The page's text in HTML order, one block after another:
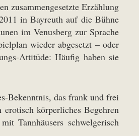
zusammengesetzte Erzählung
in Bayreuth auf die Bühne
im Venusberg zur Sprache
wieder abgesetzt – oder
Attitüde: Häufig haben sie
Bekenntnis, das frank und frei
körperliches Begehren
Tannhäusers schwelgerisch